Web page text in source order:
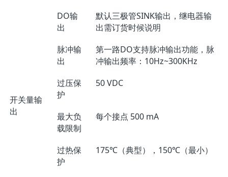
开关量输
出
DO输
出
默认三极管SINK输出，继电器输
出需订货时候说明
脉冲输
出
第一路DO支持脉冲输出功能，脉
冲输出频率：10Hz~300KHz
过压保
护
50 VDC
最大负
载限制
每个接点 500 mA
过热保
护
175℃（典型），150℃（最小）